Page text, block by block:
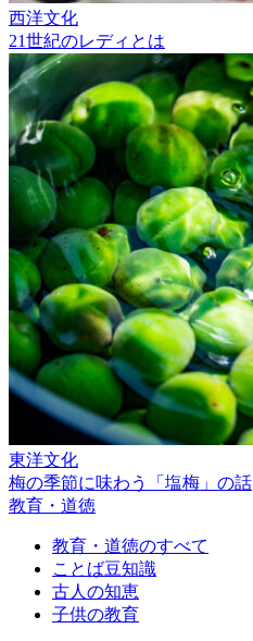
西洋文化
21世紀のレディとは
東洋文化
梅の季節に味わう「塩梅」の話
教育・道徳
教育・道徳のすべて
ことば豆知識
古人の知恵
子供の教育